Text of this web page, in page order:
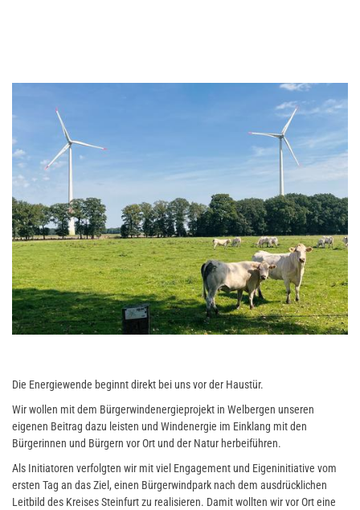
Die Energiewende beginnt direkt bei uns vor der Haustür.
Wir wollen mit dem Bürgerwindenergieprojekt in Welbergen unseren
eigenen Beitrag dazu leisten und Windenergie im Einklang mit den
Bürgerinnen und Bürgern vor Ort und der Natur herbeiführen.
Als Initiatoren verfolgten wir mit viel Engagement und Eigeninitiative vom
ersten Tag an das Ziel, einen Bürgerwindpark nach dem ausdrücklichen
Leitbild des Kreises Steinfurt zu realisieren. Damit wollten wir vor Ort eine